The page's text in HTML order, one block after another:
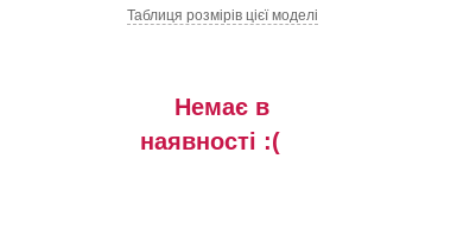
Таблиця розмiрiв цiєї моделi
Немає в
наявностi :(